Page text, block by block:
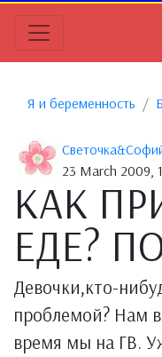
Я и беременность
23 March 2009,
КАК
ЕДЕ?
Девочки,кто-
проблемой? Нам
время мы на ГВ.